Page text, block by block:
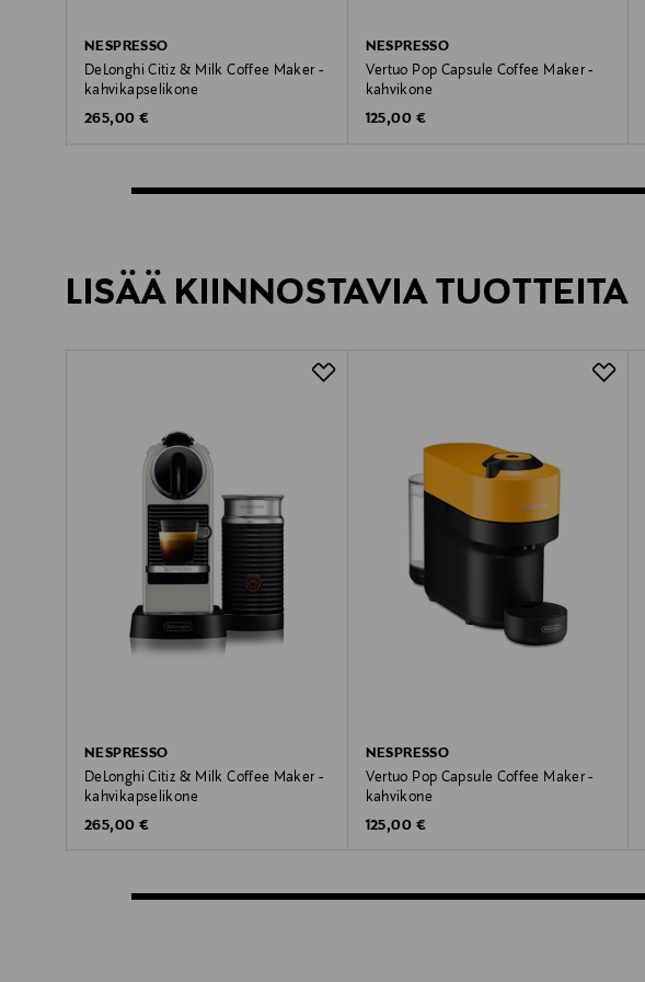
NESPRESSO
DeLonghi Citiz & Milk Coffee Maker -
kahvikapselikone
Original Price
265,00 €
NESPRESSO
Vertuo Pop Capsule Coffee Maker -
kahvikone
Original Price
125,00 €
LISÄÄ KIINNOSTAVIA TUOTTEITA
NESPRESSO
DeLonghi Citiz & Milk Coffee Maker -
kahvikapselikone
Original Price
265,00 €
NESPRESSO
Vertuo Pop Capsule Coffee Maker -
kahvikone
Original Price
125,00 €